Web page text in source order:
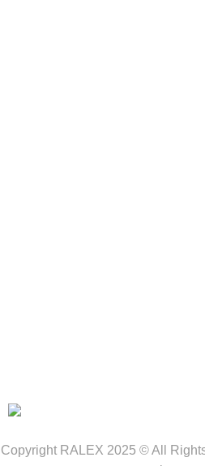
Copyright RALEX 2025 © All